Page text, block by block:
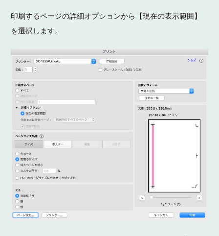
印刷するページの詳細オプションから【現在の表示範囲】
を選択します。